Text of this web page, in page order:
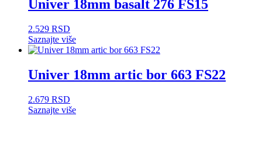
Univer 18mm basalt 276 FS15
2.529 RSD
Saznajte više
Univer 18mm artic bor 663 FS22
2.679 RSD
Saznajte više